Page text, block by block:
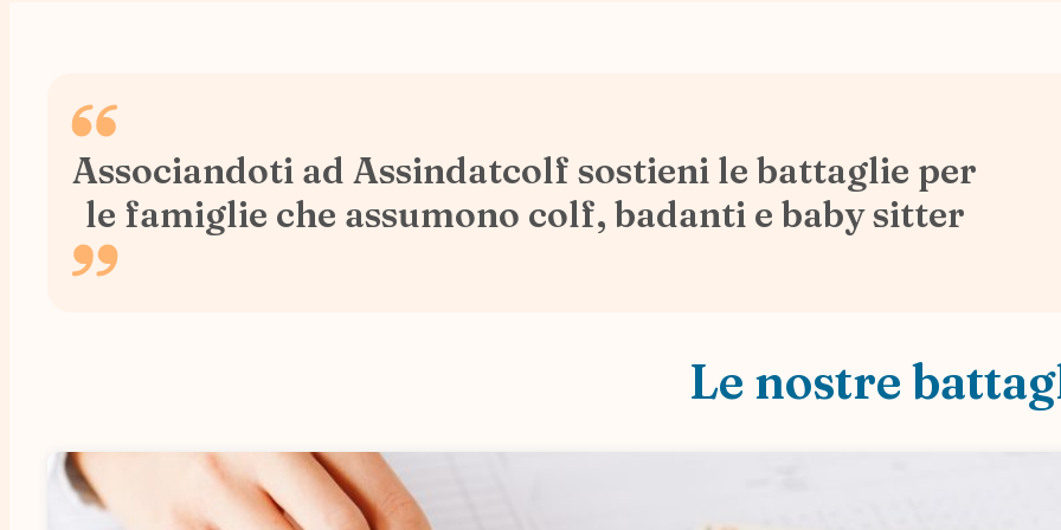
Associandoti ad Assindatcolf sostieni le battaglie per
le famiglie che assumono colf, badanti e baby sitter
Le nostre